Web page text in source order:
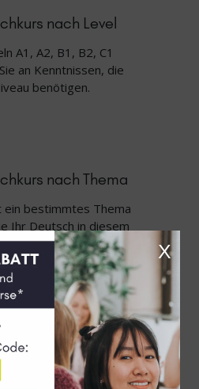
nach Level
A1, A2, B1, B2, C1
an Kenntnissen, die
benötigen.
nach Thema
ein bestimmtes Thema
Ihr Deutsch in diesem
unseres
X